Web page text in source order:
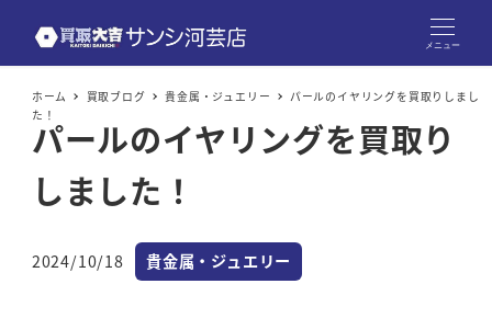
メニュー
ホーム 買取ブログ 貴金属・ジュエリー
パールのイヤリングを買取りしまし
た！
パールのイヤリングを買取り
しました！
投稿日
2024/10/18 カテゴリー
貴金属・ジュエリー